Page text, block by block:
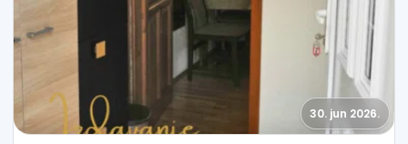
30. jun 2026.